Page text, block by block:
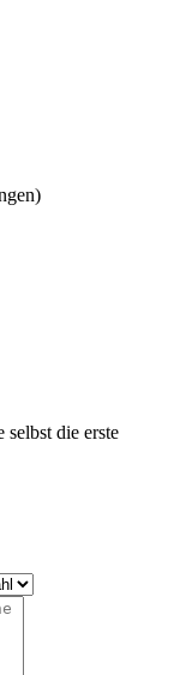
die erste